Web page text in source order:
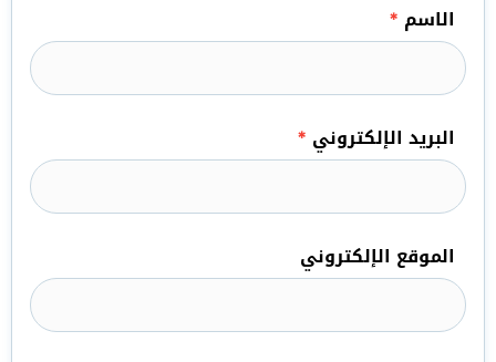
الاسم *
البريد الإلكتروني *
الموقع الإلكتروني